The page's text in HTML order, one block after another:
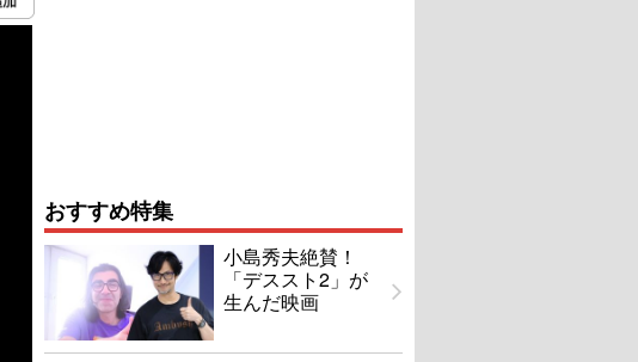
おすすめ特集
小島秀夫絶賛！
「デススト2」が
生んだ映画